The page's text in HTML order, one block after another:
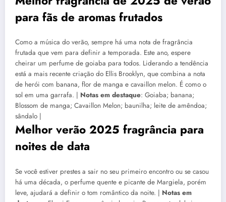
para fãs de aromas frutados
Como a música do verão, sempre há uma nota de fragrância
frutada que vem para definir a temporada. Este ano, espere
cheirar um perfume de goiaba para todos. Liderando a tendência
está a mais recente criação do Ellis Brooklyn, que combina a nota
de herói com banana, flor de manga e cavaillon melon. É como o
sol em uma garrafa. | Notas em destaque: Goiaba; banana;
Blossom de manga; Cavaillon Melon; baunilha; leite de amêndoa;
sândalo |
Melhor verão 2025 fragrância para
noites de data
Se você estiver prestes a sair no seu primeiro encontro ou se casou
há uma década, o perfume quente e picante de Margiela, porém
leve, ajudará a definir o tom romântico da noite. | Notas em